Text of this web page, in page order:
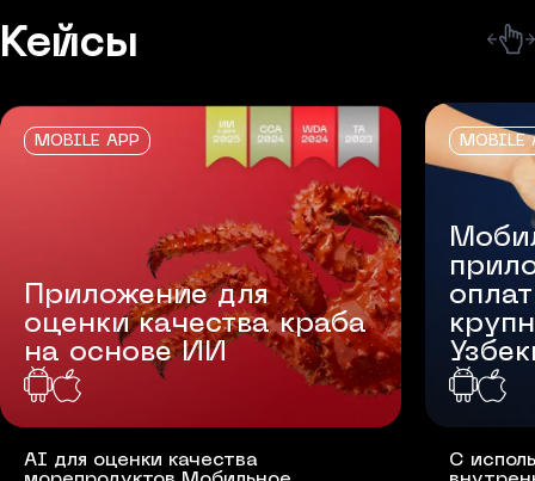
Кейсы
MOBILE APP
Приложение для
оценки качества краба
на основе ИИ
AI для оценки качества
MOBILE
С